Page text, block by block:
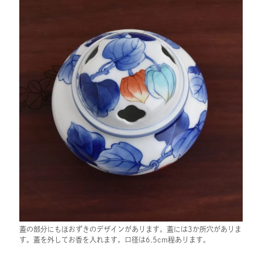
蓋の部分にもほおずきのデザインがあります。蓋には3か所穴がありま
す。蓋を外してお香を入れます。口径は6.5cm程あります。